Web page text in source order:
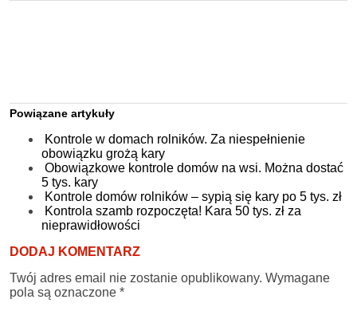
Powiązane artykuły
Kontrole w domach rolników. Za niespełnienie
obowiązku grożą kary
Obowiązkowe kontrole domów na wsi. Można dostać
5 tys. kary
Kontrole domów rolników – sypią się kary po 5 tys. zł
Kontrola szamb rozpoczęta! Kara 50 tys. zł za
nieprawidłowości
DODAJ KOMENTARZ
Twój adres email nie zostanie opublikowany. Wymagane
pola są oznaczone *